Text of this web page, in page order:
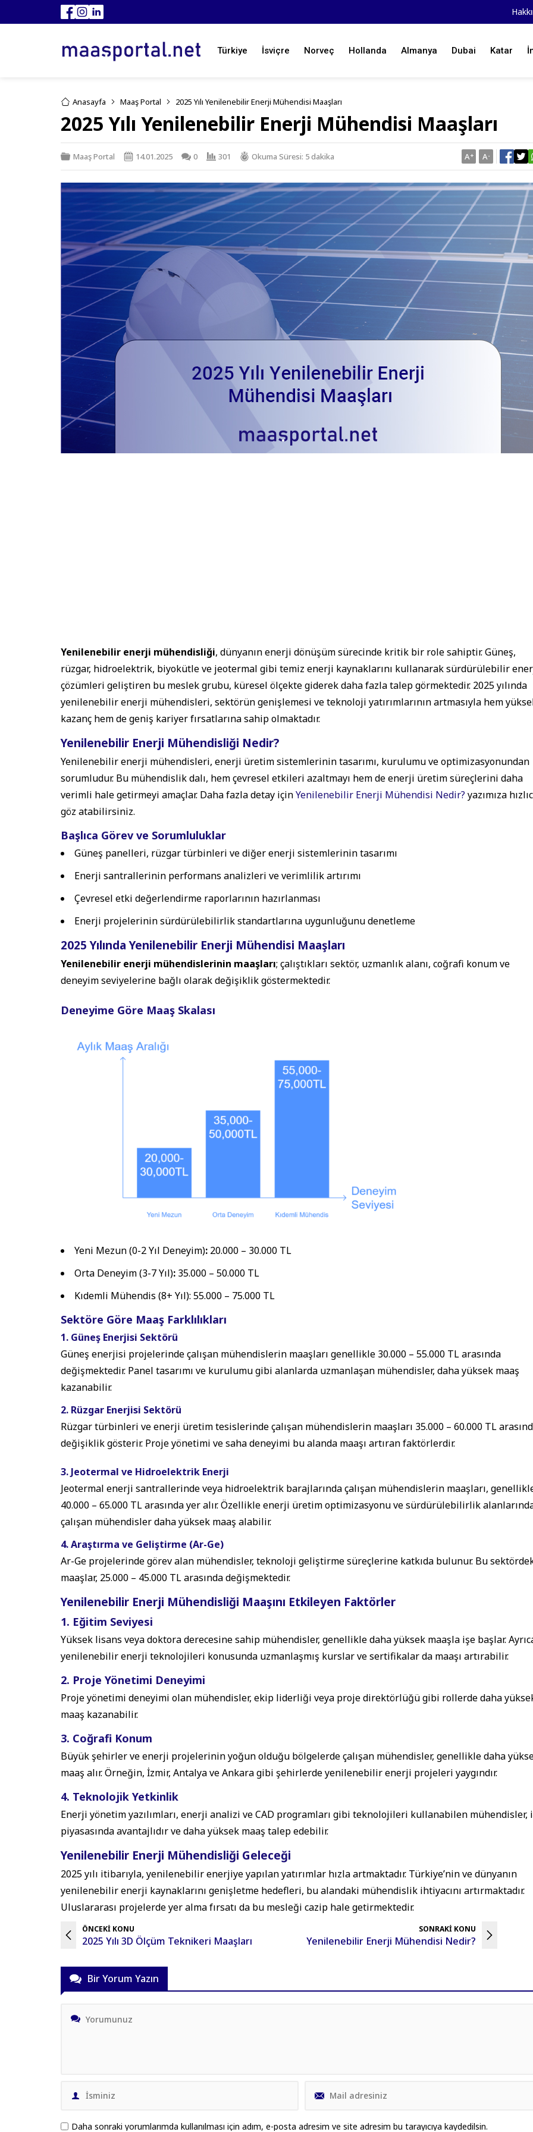
Türkiye İsviçre Norveç Hollanda Almanya Dubai Katar
Anasayfa Maaş Portal 2025 Yılı Yenilenebilir Enerji Mühendisi Maaşları
2025 Yılı Yenilenebilir Enerji Mühendisi Maaşları
Maaş Portal 14.01.2025 0 301 Okuma Süresi: 5 dakika A+ A-
Yenilenebilir enerji mühendisliği, dünyanın enerji dönüşüm sürecinde kritik bir role sahiptir. Güneş,
rüzgar, hidroelektrik, biyokütle ve jeotermal gibi temiz enerji kaynaklarını kullanarak sürdürülebilir
çözümleri geliştiren bu meslek grubu, küresel ölçekte giderek daha fazla talep görmektedir. 2025 yılında
yenilenebilir enerji mühendisleri, sektörün genişlemesi ve teknoloji yatırımlarının artmasıyla hem
kazanç hem de geniş kariyer fırsatlarına sahip olmaktadır.
Yenilenebilir Enerji Mühendisliği Nedir?
Yenilenebilir enerji mühendisleri, enerji üretim sistemlerinin tasarımı, kurulumu ve optimizasyonundan
sorumludur. Bu mühendislik dalı, hem çevresel etkileri azaltmayı hem de enerji üretim süreçlerini daha
verimli hale getirmeyi amaçlar. Daha fazla detay içinYenilenebilir Enerji Mühendisi Nedir? yazımıza
göz atabilirsiniz.
Başlıca Görev ve Sorumluluklar
Güneş panelleri, rüzgar türbinleri ve diğer enerji sistemlerinin tasarımı
Enerji santrallerinin performans analizleri ve verimlilik artırımı
Çevresel etki değerlendirme raporlarının hazırlanması
Enerji projelerinin sürdürülebilirlik standartlarına uygunluğunu denetleme
2025 Yılında Yenilenebilir Enerji Mühendisi Maaşları
Yenilenebilir enerji mühendislerinin maaşları; çalıştıkları sektör, uzmanlık alanı, coğrafi konum ve
deneyim seviyelerine bağlı olarak değişiklik göstermektedir.
Deneyime Göre Maaş Skalası
Yeni Mezun (0-2 Yıl Deneyim): 20.000 – 30.000 TL
Orta Deneyim (3-7 Yıl): 35.000 – 50.000 TL
Kıdemli Mühendis (8+ Yıl): 55.000 – 75.000 TL
Sektöre Göre Maaş Farklılıkları
1. Güneş Enerjisi Sektörü
Güneş enerjisi projelerinde çalışan mühendislerin maaşları genellikle 30.000 – 55.000 TL arasında
değişmektedir. Panel tasarımı ve kurulumu gibi alanlarda uzmanlaşan mühendisler, daha yüksek maaş
kazanabilir.
2. Rüzgar Enerjisi Sektörü
Rüzgar türbinleri ve enerji üretim tesislerinde çalışan mühendislerin maaşları 35.000 – 60.000 TL
değişiklik gösterir. Proje yönetimi ve saha deneyimi bu alanda maaşı artıran faktörlerdir.
3. Jeotermal ve Hidroelektrik Enerji
Jeotermal enerji santrallerinde veya hidroelektrik barajlarında çalışan mühendislerin maaşları,
40.000 – 65.000 TL arasında yer alır. Özellikle enerji üretim optimizasyonu ve sürdürülebilirlik
çalışan mühendisler daha yüksek maaş alabilir.
4. Araştırma ve Geliştirme (Ar-Ge)
Ar-Ge projelerinde görev alan mühendisler, teknoloji geliştirme süreçlerine katkıda bulunur. Bu
maaşlar, 25.000 – 45.000 TL arasında değişmektedir.
Yenilenebilir Enerji Mühendisliği Maaşını Etkileyen Faktörler
1. Eğitim Seviyesi
Yüksek lisans veya doktora derecesine sahip mühendisler, genellikle daha yüksek maaşla işe başlar.
yenilenebilir enerji teknolojileri konusunda uzmanlaşmış kurslar ve sertifikalar da maaşı artırabilir.
2. Proje Yönetimi Deneyimi
Proje yönetimi deneyimi olan mühendisler, ekip liderliği veya proje direktörlüğü gibi rollerde daha
maaş kazanabilir.
3. Coğrafi Konum
Büyük şehirler ve enerji projelerinin yoğun olduğu bölgelerde çalışan mühendisler, genellikle daha
maaş alır. Örneğin, İzmir, Antalya ve Ankara gibi şehirlerde yenilenebilir enerji projeleri yaygındır.
4. Teknolojik Yetkinlik
Enerji yönetim yazılımları, enerji analizi ve CAD programları gibi teknolojileri kullanabilen mühendisler,
piyasasında avantajlıdır ve daha yüksek maaş talep edebilir.
Yenilenebilir Enerji Mühendisliği Geleceği
2025 yılı itibarıyla, yenilenebilir enerjiye yapılan yatırımlar hızla artmaktadır. Türkiye’nin ve dünyanın
yenilenebilir enerji kaynaklarını genişletme hedefleri, bu alandaki mühendislik ihtiyacını artırmaktadır.
Uluslararası projelerde yer alma fırsatı da bu mesleği cazip hale getirmektedir.
ÖNCEKİ KONU
2025 Yılı 3D Ölçüm Teknikeri Maaşları
SONRAKİ KONU
Yenilenebilir Enerji Mühendisi Nedir?
Bir Yorum Yazın
Daha sonraki yorumlarımda kullanılması için adım, e-posta adresim ve site adresim bu tarayıcıya kaydedilsin.